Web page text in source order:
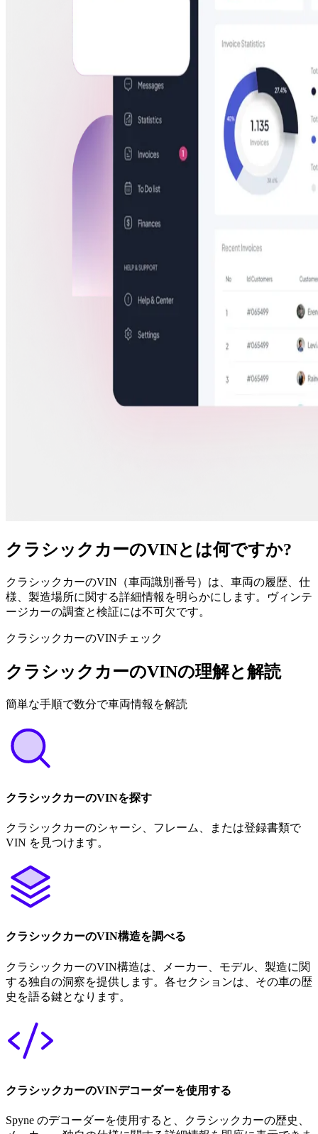
クラシックカーのVINとは何ですか?
クラシックカーのVIN（車両識別番号）は、車両の履歴、仕
様、製造場所に関する詳細情報を明らかにします。ヴィンテ
ージカーの調査と検証には不可欠です。
クラシックカーのVINチェック
クラシックカーのVINの理解と解読
簡単な手順で数分で車両情報を解読
クラシックカーのVINを探す
クラシックカーのシャーシ、フレーム、または登録書類で
VIN を見つけます。
クラシックカーのVIN構造を調べる
クラシックカーのVIN構造は、メーカー、モデル、製造に関
する独自の洞察を提供します。各セクションは、その車の歴
史を語る鍵となります。
クラシックカーのVINデコーダーを使用する
Spyne のデコーダーを使用すると、クラシックカーの歴史、